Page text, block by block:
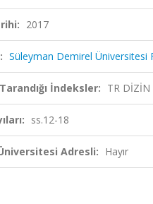
2017
Süleyman Demirel Üniversitesi
İndeksler: TR DİZİN
ss.12-18
Adresli: Hayır